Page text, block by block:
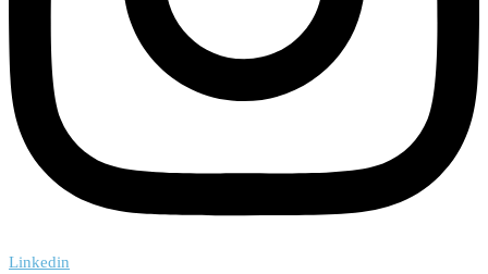
Linkedin